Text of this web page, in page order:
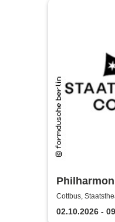
Cottbus,
02.10.2026 -